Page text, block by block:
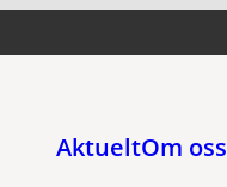
AktueltOm oss